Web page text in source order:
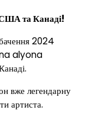
та Канаді!
2024
alyona
вже легендарну
артиста.